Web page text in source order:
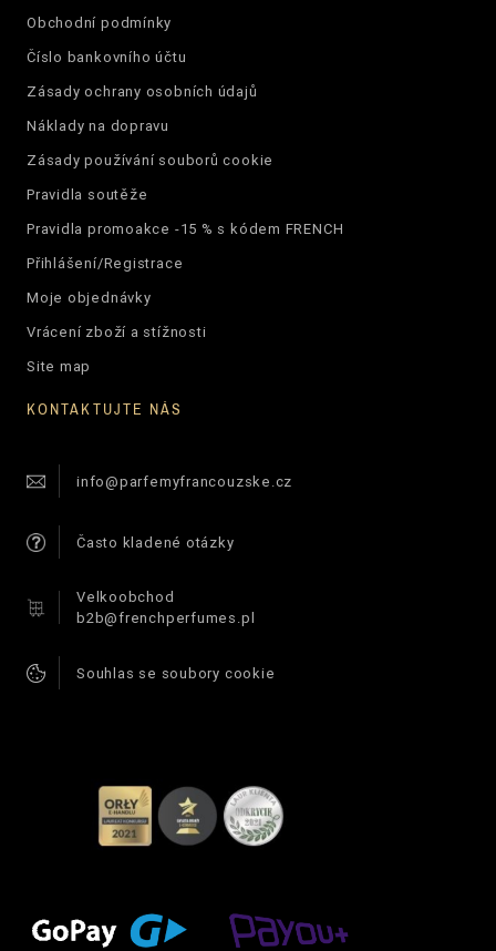
Obchodní podmínky
Číslo bankovního účtu
Zásady ochrany osobních údajů
Náklady na dopravu
Zásady používání souborů cookie
Pravidla soutěže
Pravidla promoakce -15 % s kódem FRENCH
Přihlášení/Registrace
Moje objednávky
Vrácení zboží a stížnosti
Site map
KONTAKTUJTE NÁS
info@parfemyfrancouzske.cz
Často kladené otázky
Velkoobchod
b2b@frenchperfumes.pl
Souhlas se soubory cookie